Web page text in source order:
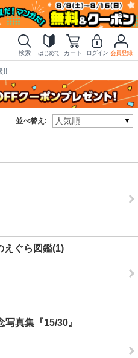
検索 はじめて カート ログイン 会員登録
!!
並べ替え:
えぐら図鑑(1)
真集『15/30』